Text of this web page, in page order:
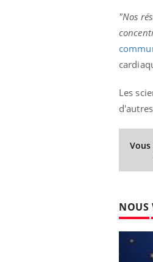
"Nos
Les
Vous
NOUS